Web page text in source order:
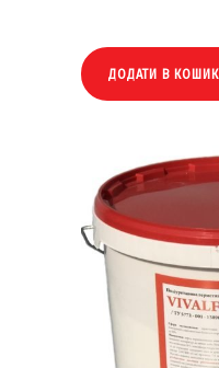
ДОДАТИ В КОШИК